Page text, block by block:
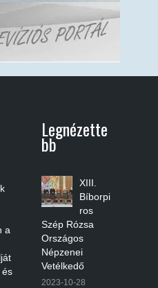
a
és
Legnézette
Bb
XIII.
Bíborpi
ros
Szép Rózsa
Országos
Népzenei
Vetélkedő
2023-10-28